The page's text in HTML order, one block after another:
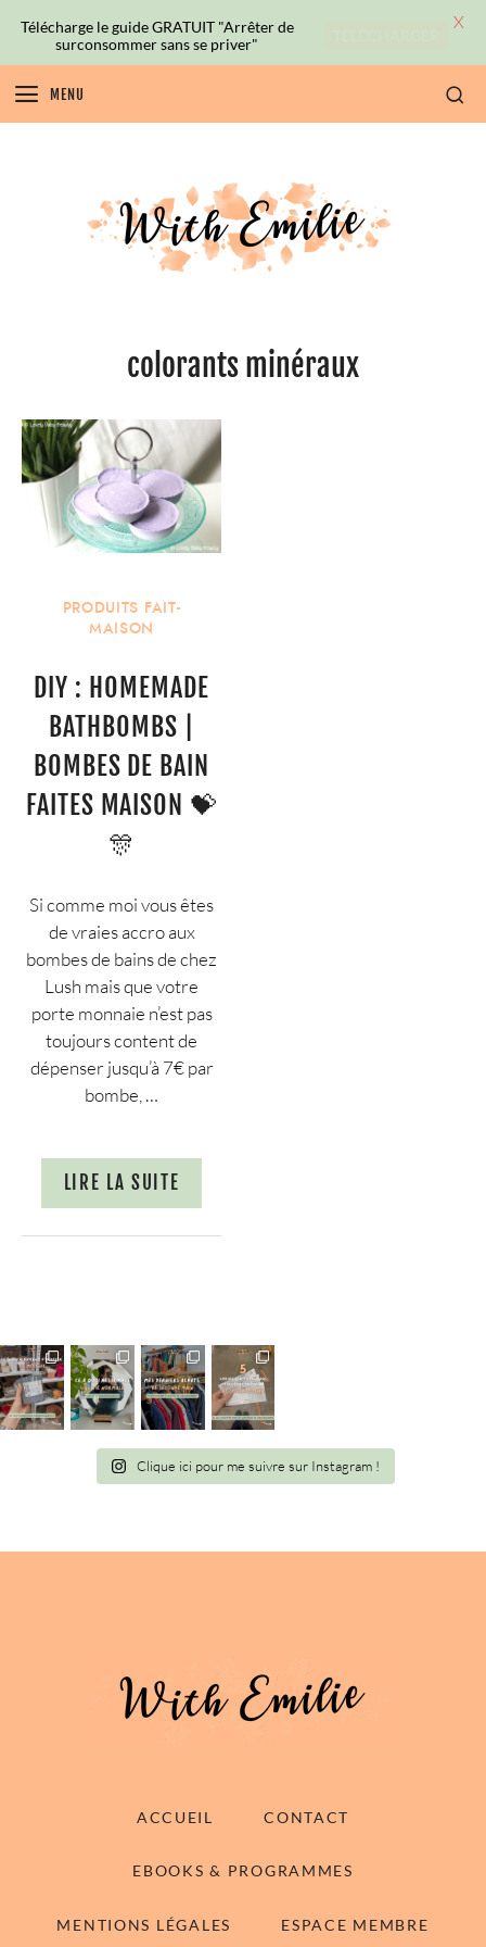
MENU
colorants minéraux
PRODUITS FAIT-
MAISON
DIY : HOMEMADE
BATHBOMBS |
BOMBES DE BAIN
FAITES MAISON 💝
🎊
Si comme moi vous êtes
de vraies accro aux
bombes de bains de chez
Lush mais que votre
porte monnaie n’est pas
toujours content de
dépenser jusqu’à 7€ par
bombe, …
LIRE LA SUITE
Clique ici pour me suivre sur Instagram !
ACCUEIL CONTACT
EBOOKS & PROGRAMMES
MENTIONS LÉGALES ESPACE MEMBRE
Télécharge le guide GRATUIT "Arrêter de
surconsommer sans se priver"
X